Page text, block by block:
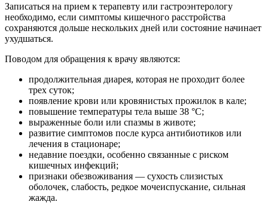
Записаться на прием к терапевту или гастроэнтерологу
необходимо, если симптомы кишечного расстройства
сохраняются дольше нескольких дней или состояние начинает
ухудшаться.
Поводом для обращения к врачу являются:
продолжительная диарея, которая не проходит более
трех суток;
появление крови или кровянистых прожилок в кале;
повышение температуры тела выше 38 °C;
выраженные боли или спазмы в животе;
развитие симптомов после курса антибиотиков или
лечения в стационаре;
недавние поездки, особенно связанные с риском
кишечных инфекций;
признаки обезвоживания — сухость слизистых
оболочек, слабость, редкое мочеиспускание, сильная
жажда.